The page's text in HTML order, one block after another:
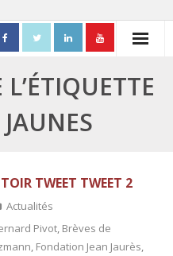
TWEET TWEET 2
Actualités
Pivot, Brèves de
, Fondation Jean Jaurès,